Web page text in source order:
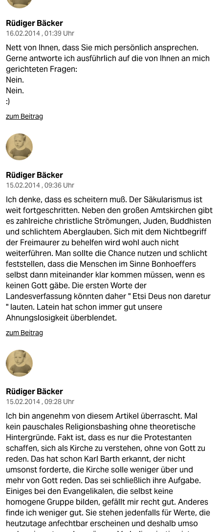
Rüdiger Bäcker
16.02.2014 , 01:39 Uhr
Nett von Ihnen, dass Sie mich persönlich ansprechen.
Gerne antworte ich ausführlich auf die von Ihnen an mich
gerichteten Fragen:
Nein.
Nein.
:)
zum Beitrag
Rüdiger Bäcker
15.02.2014 , 09:36 Uhr
Ich denke, dass es scheitern muß. Der Säkularismus ist
weit fortgeschritten. Neben den großen Amtskirchen gibt
es zahlreiche christliche Strömungen, Juden, Buddhisten
und schlichtem Aberglauben. Sich mit dem Nichtbegriff
der Freimaurer zu behelfen wird wohl auch nicht
weiterführen. Man sollte die Chance nutzen und schlicht
feststellen, dass die Menschen im Sinne Bonhoeffers
selbst dann miteinander klar kommen müssen, wenn es
keinen Gott gäbe. Die ersten Worte der
Landesverfassung könnten daher " Etsi Deus non daretur
" lauten. Latein hat schon immer gut unsere
Ahnungslosigkeit überblendet.
zum Beitrag
Rüdiger Bäcker
15.02.2014 , 09:28 Uhr
Ich bin angenehm von diesem Artikel überrascht. Mal
kein pauschales Religionsbashing ohne theoretische
Hintergründe. Fakt ist, dass es nur die Protestanten
schaffen, sich als Kirche zu verstehen, ohne von Gott zu
reden. Das hat schon Karl Barth erkannt, der nicht
umsonst forderte, die Kirche solle weniger über und
mehr von Gott reden. Das sei schließlich ihre Aufgabe.
Einiges bei den Evangelikalen, die selbst keine
homogene Gruppe bilden, gefällt mir recht gut. Anderes
finde ich weniger gut. Sie stehen jedenfalls für Werte, die
heutzutage anfechtbar erscheinen und deshalb umso